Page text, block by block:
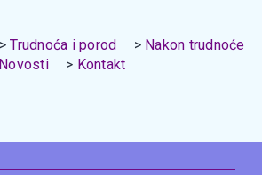
Trudnoća i porod
Nakon trudnoće
Novosti
Kontakt